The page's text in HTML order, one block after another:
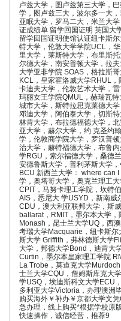
卢兹大学，图卢兹第三大学，
学，图卢兹三大，波尔多一大
亚眠大学，罗马二大，米兰大
证成绩单 留学回国证明 英国大
留学回国证明使馆认证纽卡斯
特大学，伦敦大学学院UCL，
里大学，莱斯特大学，布里斯
尔德大学，南安普顿大学，拉
大学亚非学院 SOAS，格拉斯
KCL，皇家霍洛威大学RHUL，
卡迪夫大学，伦敦艺术大学，
玛丽女王学院QMUL，赫瑞瓦
城市大学，斯特拉思克莱德大
邓迪大学，阿伯泰大学，切斯
林肯大学，布拉德福德大学，
亚大学，赫尔大学，约 克圣约
学，伦敦商学院大学，罗汉普
治大学，赫特福德大学，布鲁
学RGU，索尔福德大学，桑德
安德鲁斯大学，普利茅斯大学
BCU 新西兰大学： where can
学，奥塔哥大学，奥克兰理工
CPIT，马努卡理工学院，坎特
AIS，悉尼大 学USYD，新南
CDU，澳大利亚联邦大学，斯
ballarat，RMIT，墨尔本大学
Monash，昆士兰大学UQ，西
考瑞大学Macquarie，纽卡斯
斯大学 Griffith，弗林德斯大学
大学，邦德大学Bond，迪肯大
Curtin，墨尔本皇家理工学院
La Trobe，莫道克大学
士兰大学CQU，詹姆斯库克大
学USQ，埃迪斯科文大学ECU
多利亚大学Victoria，办理澳洲
购买海外￥补办￥京都大学文
急办理，线上购买*根据学校原
快速操作，诚信经营，推荐9